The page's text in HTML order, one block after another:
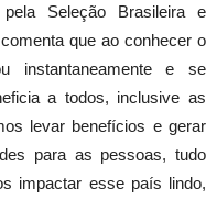
pela Seleção Brasileira e
que ao conhecer o
instantaneamente e se
a todos, inclusive as
levar benefícios e gerar
para as pessoas, tudo
impactar esse país lindo,